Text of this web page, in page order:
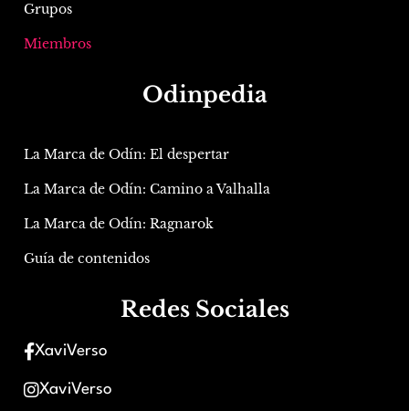
Grupos
Miembros
Odinpedia
La Marca de Odín: El despertar
La Marca de Odín: Camino a Valhalla
La Marca de Odín: Ragnarok
Guía de contenidos
Redes Sociales
XaviVerso
XaviVerso